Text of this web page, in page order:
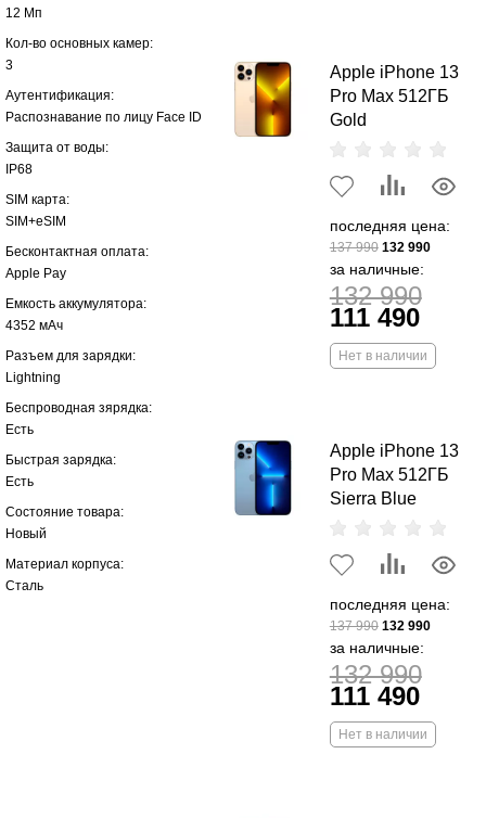
Apple iPhone 13
Pro Max 512ГБ
Gold
последняя цена:
137 990 132 990
за наличные:
132 990
111 490
Нет в наличии
Apple iPhone 13
Pro Max 512ГБ
Sierra Blue
последняя цена:
137 990 132 990
за наличные:
132 990
111 490
Нет в наличии
12 Мп
Кол-во основных камер:
3
Аутентификация:
Распознавание по лицу Face ID
Защита от воды:
IP68
SIM карта:
SIM+eSIM
Бесконтактная оплата:
Apple Pay
Емкость аккумулятора:
4352 мАч
Разъем для зарядки:
Lightning
Беспроводная зярядка:
Есть
Быстрая зарядка:
Есть
Состояние товара:
Новый
Материал корпуса:
Сталь